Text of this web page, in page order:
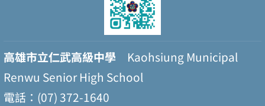
高雄市立仁武高級中學 Kaohsiung Municipal
Renwu Senior High School
電話：(07) 372-1640